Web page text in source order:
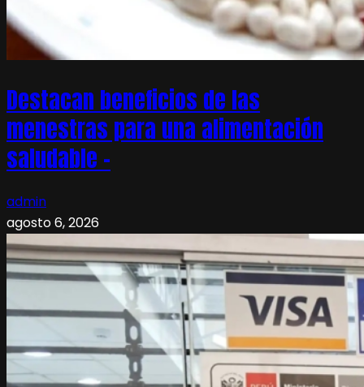
Destacan beneficios de las
menestras para una alimentación
saludable –
admin
agosto 6, 2026